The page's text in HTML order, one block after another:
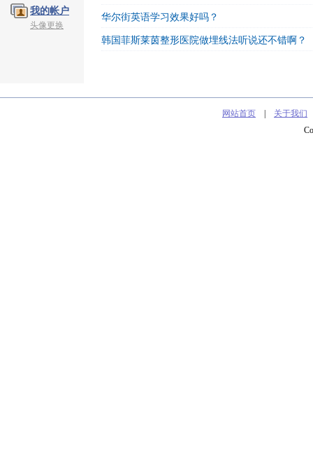
我的帐户
头像更换
华尔街英语学习效果好吗？
韩国菲斯莱茵整形医院做埋线法听说还不错啊？
网站首页 关于我们